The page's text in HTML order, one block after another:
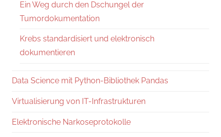
Ein Weg durch den Dschungel der
Tumordokumentation
Krebs standardisiert und elektronisch
dokumentieren
Data Science mit Python-Bibliothek Pandas
Virtualisierung von IT-Infrastrukturen
Elektronische Narkoseprotokolle